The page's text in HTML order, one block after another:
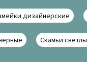
дизайнерские
Скамьи